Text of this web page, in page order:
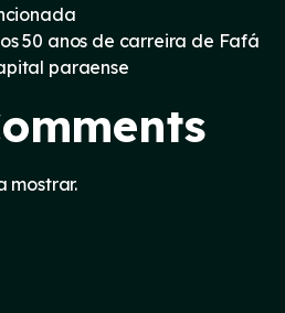
50 anos de carreira de Fafá
paraense
mostrar.